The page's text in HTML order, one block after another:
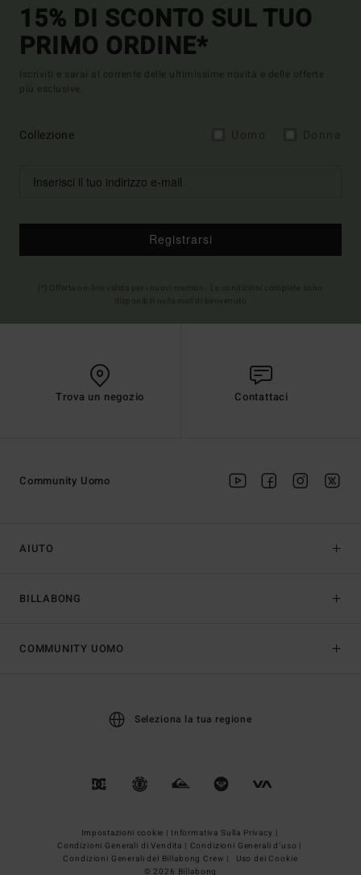
15% DI SCONTO SUL TUO
PRIMO ORDINE*
Iscriviti e sarai al corrente delle ultimissime novità e delle offerte
più esclusive.
Collezione
Registrarsi
Trova un negozio Contattaci
AIUTO
BILLABONG
Community Uomo
COMMUNITY UOMO
Seleziona la tua regione
Impostazioni cookie | Informativa Sulla Privacy |
Condizioni Generali di Vendita | Condizioni Generali d’uso |
Condizioni Generali del Billabong Crew |
Uso dei Cookie
© 2026 Billabong